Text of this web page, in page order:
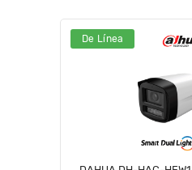
De Línea